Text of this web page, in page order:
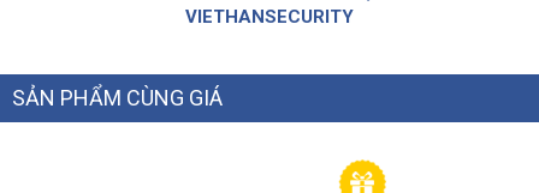
VIETHANSECURITY
SẢN PHẨM CÙNG GIÁ